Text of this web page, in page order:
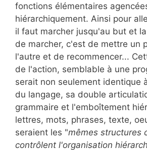
fonctions élémentaires
hiérarchiquement. Ainsi pour
il faut marcher jusqu'au but et
de marcher, c'est de mettre un
l'autre et de recommencer...
de l'action, semblable à une
serait non seulement identique
du langage, sa double
grammaire et l'emboîtement
lettres, mots, phrases, texte,
seraient les "mêmes structures
contrôlent l'organisation